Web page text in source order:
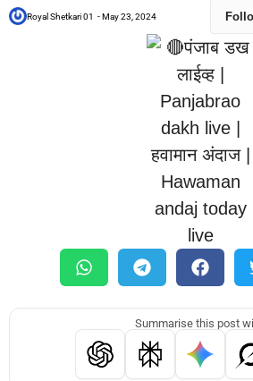
Royal Shetkari 01 -May 23, 2024
Summarise this post